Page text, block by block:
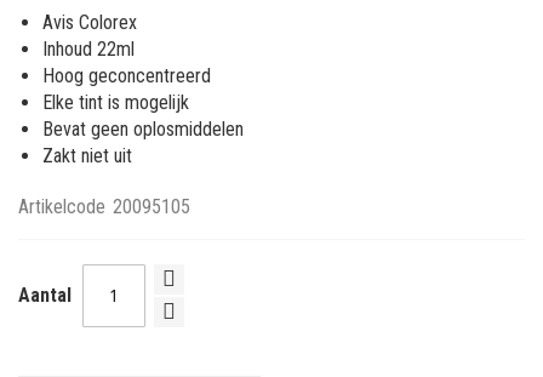
van
de
afbeeldingen-
gallerij
Avis Colorex
Inhoud 22ml
Hoog geconcentreerd
Elke tint is mogelijk
Bevat geen oplosmiddelen
Zakt niet uit
Artikelcode 20095105
Aantal